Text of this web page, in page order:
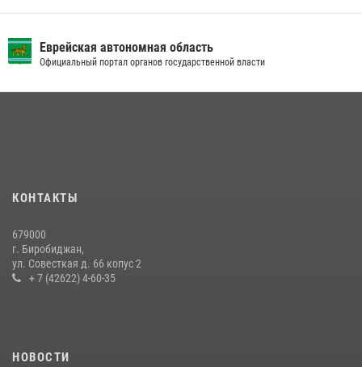
21 июля 2026, 04:18
16 июля 2026, 02:01
Первых основам самообороны
13 июля 2026, 02:04 3
Еврейская автономная область
Официальный портал органов государственной власти
КОНТАКТЫ
679000
г. Биробиджан,
ул. Совесткая д. 66 копус 2
+ 7 (42622) 4-60-35
НОВОСТИ